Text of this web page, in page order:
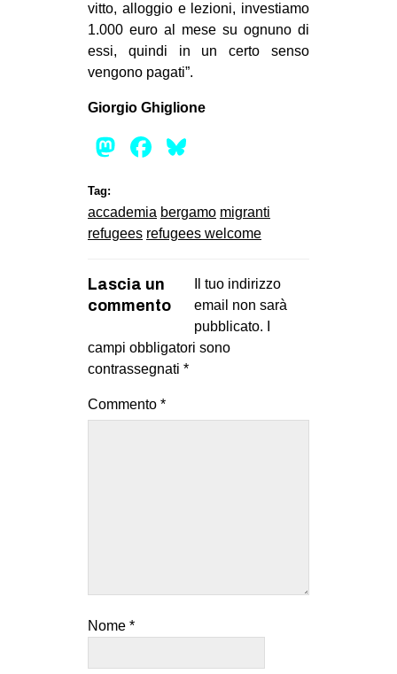
vitto, alloggio e lezioni, investiamo
1.000 euro al mese su ognuno di
essi, quindi in un certo senso
vengono pagati”.
Giorgio Ghiglione
Mastodon
Facebook
Tag:
accademia bergamo migranti
refugees refugees welcome
Lascia un
commento
Il tuo indirizzo
email non sarà
pubblicato.
campi obbligatori sono
contrassegnati *
Commento *
Nome *